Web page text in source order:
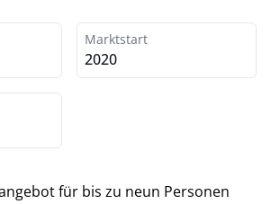
Marktstart
2020
für bis zu neun Personen